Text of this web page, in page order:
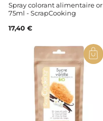
Spray colorant alimentaire or
75ml - ScrapCooking
17,40 €